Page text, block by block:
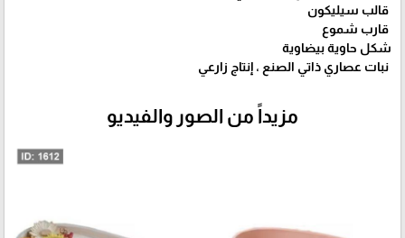
قالب سيليكون
قارب شموع
شكل حاوية بيضاوية
نبات عصاري ذاتي الصنع ، إنتاج زارعي
مزيداً من الصور والفيديو